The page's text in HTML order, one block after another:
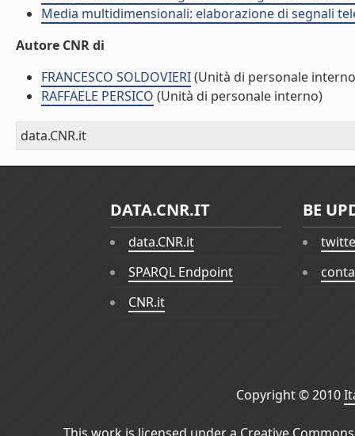
Media multidimensionali: elaborazione di segnali
Autore CNR di
FRANCESCO SOLDOVIERI(Unità di personale
RAFFAELE PERSICO (Unità di personale interno)
data.CNR.it
DATA.CNR.IT
data.CNR.it
SPARQL Endpoint
CNR.it
BE
Copyright © 2010